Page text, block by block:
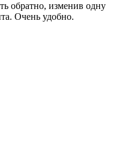
обратно, изменив одну
Очень удобно.